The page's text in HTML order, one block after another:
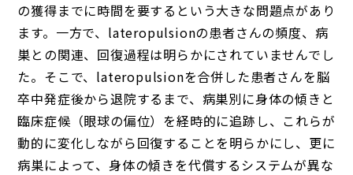
の獲得までに時間を要するという大きな問題点があり
ます。一方で、lateropulsionの患者さんの頻度、病
巣との関連、回復過程は明らかにされていませんでし
た。そこで、lateropulsionを合併した患者さんを脳
卒中発症後から退院するまで、病巣別に身体の傾きと
臨床症候（眼球の偏位）を経時的に追跡し、これらが
動的に変化しながら回復することを明らかにし、更に
病巣によって、身体の傾きを代償するシステムが異な